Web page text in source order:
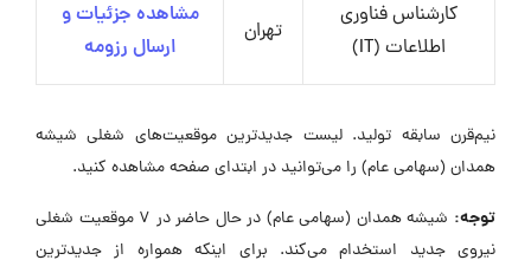
کارشناس فناوری
اطلاعات (IT)
تهران
مشاهده جزئیات و
ارسال رزومه
نیم‌قرن سابقه تولید. لیست جدیدترین موقعیت‌های شغلی شیشه
همدان (سهامی عام) را می‌توانید در ابتدای صفحه مشاهده کنید.
توجه:
شیشه همدان (سهامی عام) در حال حاضر در ۷ موقعیت شغلی
نیروی جدید استخدام می‌کند. برای اینکه همواره از جدیدترین